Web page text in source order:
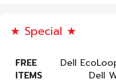
★ Special ★
FREE
ITEMS
Dell
Dell